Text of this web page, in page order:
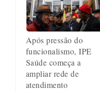
Após pressão do
funcionalismo, IPE
Saúde começa a
ampliar rede de
atendimento